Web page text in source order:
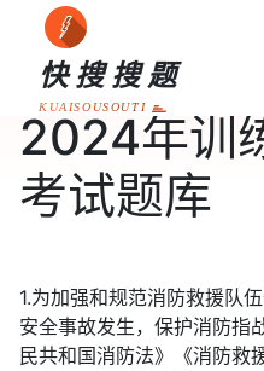
快搜搜题
KUAISOUSOUTI
2024年训
考试题库
1.为加强和规范消防救援队
安全事故发生，保护消防指
民共和国消防法》《消防救